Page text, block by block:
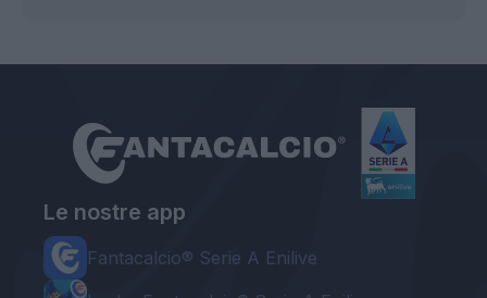
Le nostre app
Fantacalcio® Serie A Enilive